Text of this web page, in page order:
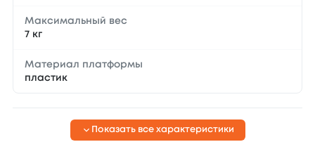
Максимальный вес
7 кг
Материал платформы
пластик
Показать все характеристики